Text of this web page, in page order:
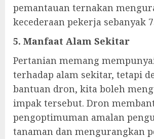
pemantauan ternakan
kecederaan pekerja sebanyak
5. Manfaat Alam Sekitar
Pertanian memang
terhadap alam sekitar, tetapi
bantuan dron, kita boleh
impak tersebut. Dron
pengoptimuman amalan
tanaman dan mengurangkan